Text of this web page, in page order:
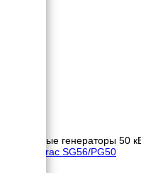
Газовые генераторы 50
Generac SG56/PG50